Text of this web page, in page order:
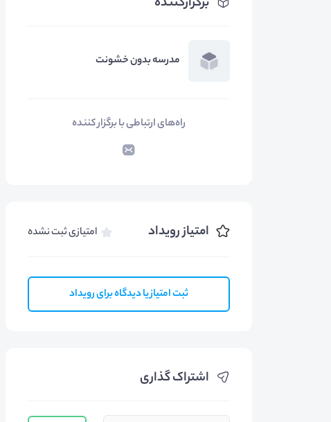
مدرسه بدون خشونت
راه‌های ارتباطی با برگزار کننده
امتیاز رویداد امتیازی ثبت نشده
ثبت امتیاز یا دیدگاه برای رویداد
اشتراک گذاری